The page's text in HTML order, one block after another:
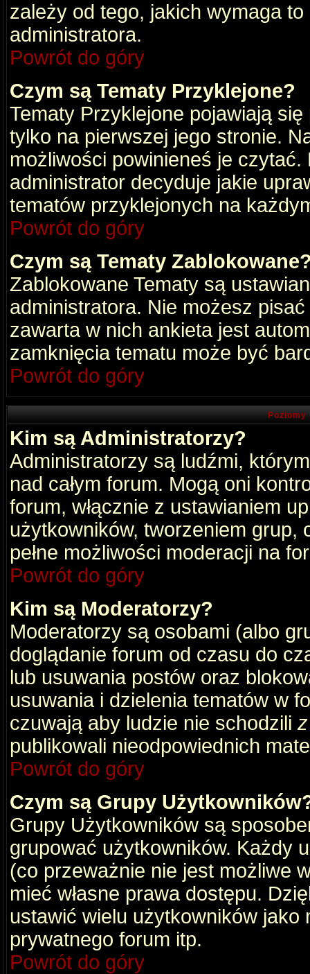
zależy od tego, jakich wymaga
administratora.
Powrót do góry
Czym są Tematy Przyklejone?
Tematy Przyklejone pojawiają
tylko na pierwszej jego stronie.
możliwości powinieneś je czytać.
administrator decyduje jakie
tematów przyklejonych na
Powrót do góry
Czym są Tematy
Zablokowane Tematy są
administratora. Nie możesz
zawarta w nich ankieta jest
zamknięcia tematu może być
Powrót do góry
Kim są Administratorzy?
Administratorzy są ludźmi,
nad całym forum. Mogą oni
forum, włącznie z ustawianiem
użytkowników, tworzeniem grup,
pełne możliwości moderacji na
Powrót do góry
Kim są Moderatorzy?
Moderatorzy są osobami (albo
doglądanie forum od czasu do
lub usuwania postów oraz
usuwania i dzielenia tematów w
czuwają aby ludzie nie schodzili
publikowali nieodpowiednich
Powrót do góry
Czym są Grupy
Grupy Użytkowników są
grupować użytkowników. Każdy
(co przeważnie nie jest możliwe
mieć własne prawa dostępu.
ustawić wielu użytkowników
prywatnego forum itp.
Powrót do góry